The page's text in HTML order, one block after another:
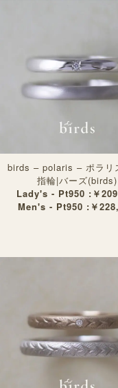
birds – polaris – ポラリ
指輪|バーズ(birds)
Lady's - Pt950 :￥
Men's - Pt950 :￥